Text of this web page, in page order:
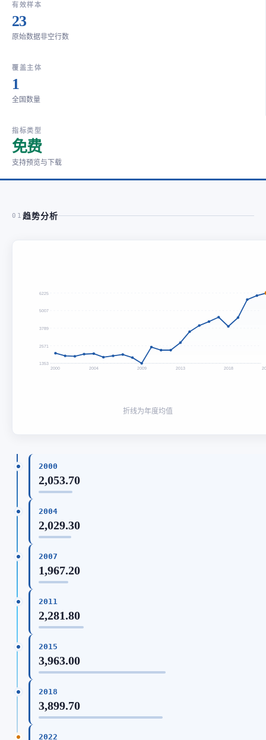
有效样本
23
原始数据非空行数
覆盖主体
1
全国数量
指标类型
免费
支持预览与下载
01 趋势分析
6225
5007
3789
2571
1353
2000 2004 2009 2013 2018
折线为年度均值
2000
2,053.70
2004
2,029.30
2007
1,967.20
2011
2,281.80
2015
3,963.00
2018
3,899.70
2022